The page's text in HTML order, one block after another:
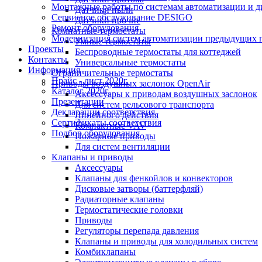
Монтажные работы по системам автоматизации и
Сервисное обслуживание DESIGO
Ремонт оборудования
Модернизация систем автоматизации
Проекты
Контакты
Информация
Прайс - лист 2020г.
Каталог 2020г.
Презентации
Декларации соответствия
Сертификаты соответствия
Подбор оборудования
Датчики пыли
Датчики прочие
Комнатные термостаты
Умные термостаты
Беспроводные термостаты для коттеджей
Универсальные термостаты
Ограничительные термостаты
Приводы воздушных заслонок OpenAir
Аксессуары к приводам воздушных заслонок
Для систем рельсового транспорта
Линейного действия
Компактные VAV
Пожарные приводы
Для систем вентиляции
Клапаны и приводы
Аксессуары
Клапаны для фенкойлов и конвекторов
Дисковые затворы (баттерфляй)
Радиаторные клапаны
Термостатические головки
Приводы
Регуляторы перепада давления
Клапаны и приводы для холодильных систем
Комбиклапаны